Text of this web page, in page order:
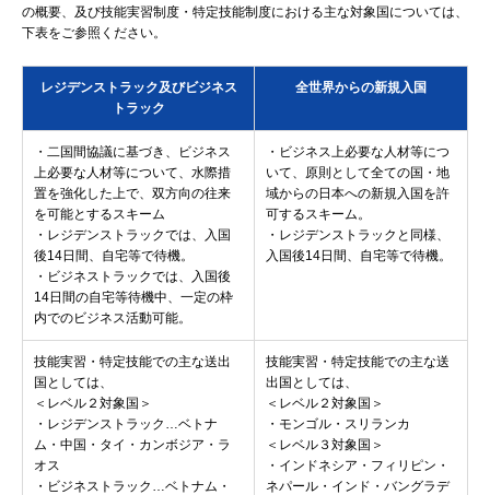
の概要、及び技能実習制度・特定技能制度における主な対象国については、
下表をご参照ください。
レジデンストラック及びビジネス
トラック
全世界からの新規入国
・二国間協議に基づき、ビジネス
上必要な人材等について、水際措
置を強化した上で、双方向の往来
を可能とするスキーム
・レジデンストラックでは、入国
後14日間、自宅等で待機。
・ビジネストラックでは、入国後
14日間の自宅等待機中、一定の枠
内でのビジネス活動可能。
・ビジネス上必要な人材等につ
いて、原則として全ての国・地
域からの日本への新規入国を許
可するスキーム。
・レジデンストラックと同様、
入国後14日間、自宅等で待機。
技能実習・特定技能での主な送出
国としては、
＜レベル２対象国＞
・レジデンストラック…ベトナ
ム・中国・タイ・カンボジア・ラ
オス
・ビジネストラック…ベトナム・
技能実習・特定技能での主な送
出国としては、
＜レベル２対象国＞
・モンゴル・スリランカ
＜レベル３対象国＞
・インドネシア・フィリピン・
ネパール・インド・バングラデ